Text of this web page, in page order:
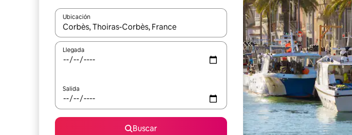
Ubicación
Cuando los resultados estén disponibles, podrás navegar usando las teclas de las flechas
Llegada
Salida
Buscar